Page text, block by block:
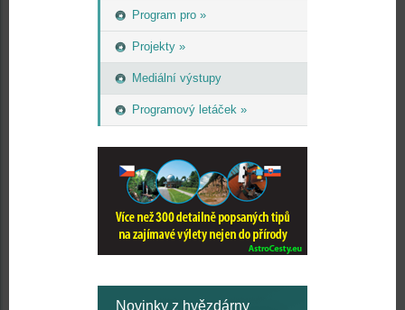
Program pro »
Projekty »
Mediální výstupy
Programový letáček »
Novinky z hvězdárny